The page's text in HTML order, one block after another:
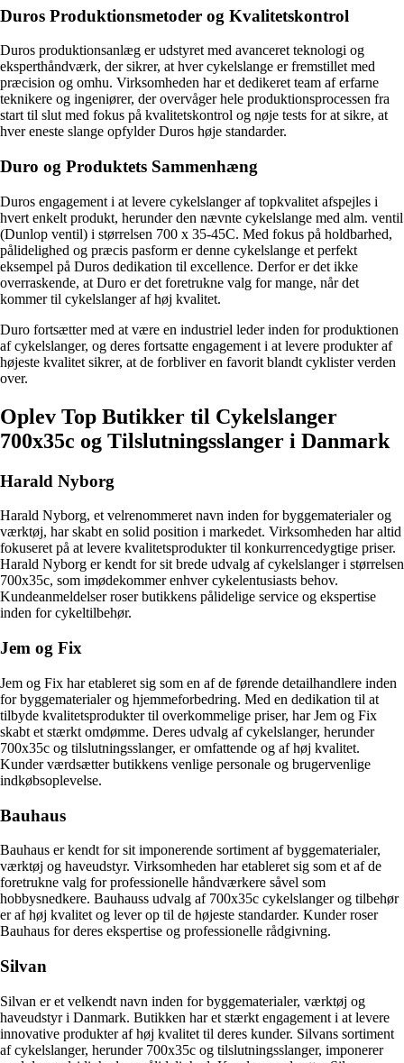
Duros Produktionsmetoder og Kvalitetskontrol
Duros produktionsanlæg er udstyret med avanceret teknologi og
eksperthåndværk, der sikrer, at hver cykelslange er fremstillet med
præcision og omhu. Virksomheden har et dedikeret team af erfarne
teknikere og ingeniører, der overvåger hele produktionsprocessen fra
start til slut med fokus på kvalitetskontrol og nøje tests for at sikre, at
hver eneste slange opfylder Duros høje standarder.
Duro og Produktets Sammenhæng
Duros engagement i at levere cykelslanger af topkvalitet afspejles i
hvert enkelt produkt, herunder den nævnte cykelslange med alm. ventil
(Dunlop ventil) i størrelsen 700 x 35-45C. Med fokus på holdbarhed,
pålidelighed og præcis pasform er denne cykelslange et perfekt
eksempel på Duros dedikation til excellence. Derfor er det ikke
overraskende, at Duro er det foretrukne valg for mange, når det
kommer til cykelslanger af høj kvalitet.
Duro fortsætter med at være en industriel leder inden for produktionen
af cykelslanger, og deres fortsatte engagement i at levere produkter af
højeste kvalitet sikrer, at de forbliver en favorit blandt cyklister verden
over.
Oplev Top Butikker til Cykelslanger
700x35c og Tilslutningsslanger i Danmark
Harald Nyborg
Harald Nyborg, et velrenommeret navn inden for byggematerialer og
værktøj, har skabt en solid position i markedet. Virksomheden har altid
fokuseret på at levere kvalitetsprodukter til konkurrencedygtige priser.
Harald Nyborg er kendt for sit brede udvalg af cykelslanger i størrelsen
700x35c, som imødekommer enhver cykelentusiasts behov.
Kundeanmeldelser roser butikkens pålidelige service og ekspertise
inden for cykeltilbehør.
Jem og Fix
Jem og Fix har etableret sig som en af de førende detailhandlere inden
for byggematerialer og hjemmeforbedring. Med en dedikation til at
tilbyde kvalitetsprodukter til overkommelige priser, har Jem og Fix
skabt et stærkt omdømme. Deres udvalg af cykelslanger, herunder
700x35c og tilslutningsslanger, er omfattende og af høj kvalitet.
Kunder værdsætter butikkens venlige personale og brugervenlige
indkøbsoplevelse.
Bauhaus
Bauhaus er kendt for sit imponerende sortiment af byggematerialer,
værktøj og haveudstyr. Virksomheden har etableret sig som et af de
foretrukne valg for professionelle håndværkere såvel som
hobbysnedkere. Bauhauss udvalg af 700x35c cykelslanger og tilbehør
er af høj kvalitet og lever op til de højeste standarder. Kunder roser
Bauhaus for deres ekspertise og professionelle rådgivning.
Silvan
Silvan er et velkendt navn inden for byggematerialer, værktøj og
haveudstyr i Danmark. Butikken har et stærkt engagement i at levere
innovative produkter af høj kvalitet til deres kunder. Silvans sortiment
af cykelslanger, herunder 700x35c og tilslutningsslanger, imponerer